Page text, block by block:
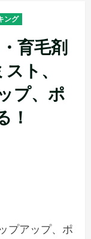
ング
育毛剤
ト、
プ、ポ
！
プアップ、ポ